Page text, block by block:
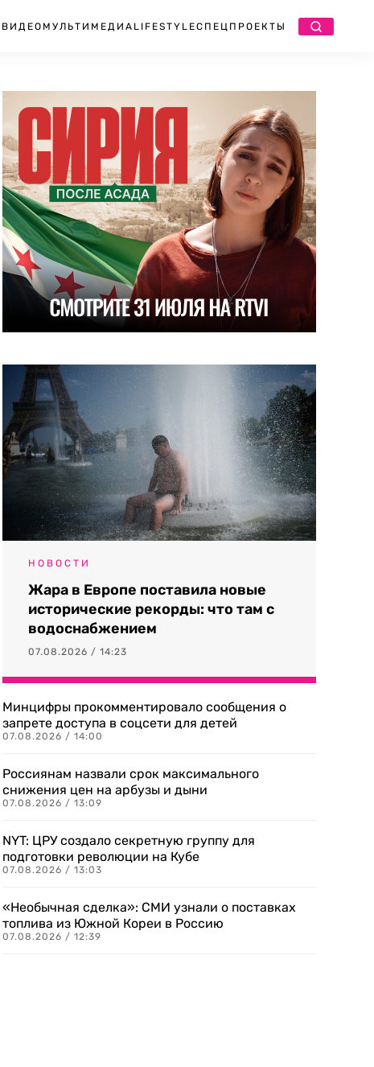
ВИДЕО МУЛЬТИМЕДИА LIFESTYLEСПЕЦПРОЕКТЫ
НОВОСТИ
Жара в Европе поставила новые
исторические рекорды: что там с
водоснабжением
07.08.2026 / 14:23
Минцифры прокомментировало сообщения о
запрете доступа в соцсети для детей
07.08.2026 / 14:00
Россиянам назвали срок максимального
снижения цен на арбузы и дыни
07.08.2026 / 13:09
NYT: ЦРУ создало секретную группу для
подготовки революции на Кубе
07.08.2026 / 13:03
«Необычная сделка»: СМИ узнали о поставках
топлива из Южной Кореи в Россию
07.08.2026 / 12:39